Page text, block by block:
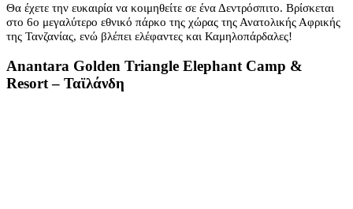
Θα έχετε την ευκαιρία να κοιμηθείτε σε ένα Δεντρόσπιτο. Βρίσκεται
στο 6ο μεγαλύτερο εθνικό πάρκο της χώρας της Ανατολικής Αφρικής
της Τανζανίας, ενώ βλέπει ελέφαντες και Καμηλοπάρδαλες!
Anantara Golden Triangle Elephant Camp &
Resort – Ταϊλάνδη